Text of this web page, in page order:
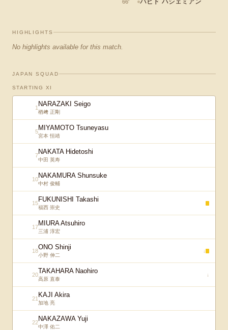
66'
HIGHLIGHTS
No highlights available for this match.
JAPAN SQUAD
STARTING XI
1 NARAZAKI Seigo
楢﨑 正剛
5MIYAMOTO Tsuneyasu
宮本 恒靖
7NAKATA Hidetoshi
中田 英寿
10NAKAMURA Shunsuke
中村 俊輔
15FUKUNISHI Takashi
福西 崇史
17MIURA Atsuhiro
三浦 淳宏
18ONO Shinji
小野 伸二
↓
20TAKAHARA Naohiro
高原 直泰
↓
21 KAJI Akira
加地 亮
22NAKAZAWA Yuji
中澤 佑二